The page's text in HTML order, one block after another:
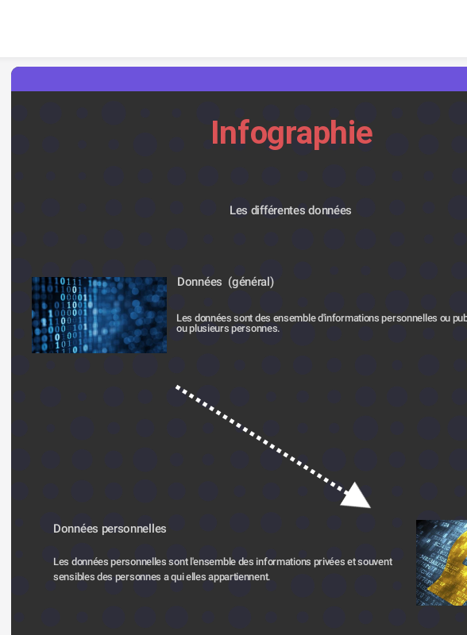
Infographie
Les différentes données
Données  (général)
Les données sont des ensemble d'informations personnelles ou
ou plusieurs personnes.
Données personnelles
Les données personnelles sont l'ensemble des informations privées et souvent
sensibles des personnes a qui elles appartiennent.